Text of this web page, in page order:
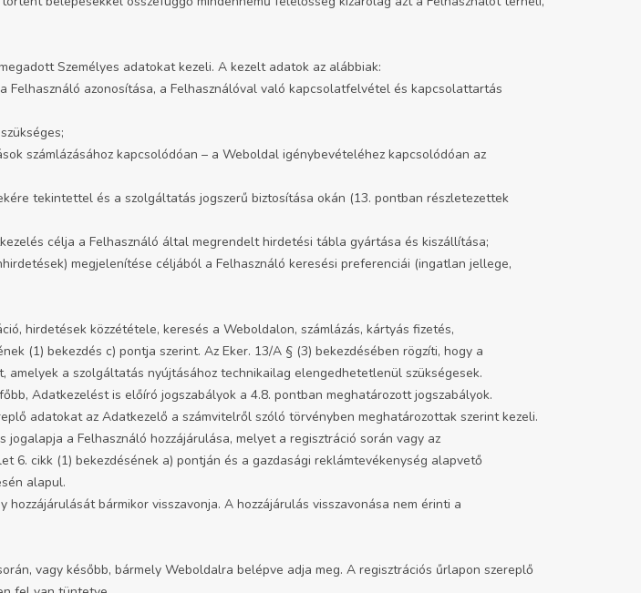
Személyes adatokat kezeli. A kezelt adatok az alábbiak:
Felhasználó azonosítása, a Felhasználóval való kapcsolatfelvétel és kapcsolattartás
számlázásához kapcsolódóan – a Weboldal igénybevételéhez kapcsolódóan az
tekintettel és a szolgáltatás jogszerű biztosítása okán (13. pontban részletezettek
célja a Felhasználó által megrendelt hirdetési tábla gyártása és kiszállítása;
megjelenítése céljából a Felhasználó keresési preferenciái (ingatlan jellege,
hirdetések közzététele, keresés a Weboldalon, számlázás, kártyás fizetés,
(1) bekezdés c) pontja szerint. Az Eker. 13/A § (3) bekezdésében rögzíti, hogy a
a szolgáltatás nyújtásához technikailag elengedhetetlenül szükségesek.
Adatkezelést is előíró jogszabályok a 4.8. pontban meghatározott jogszabályok.
adatokat az Adatkezelő a számvitelről szóló törvényben meghatározottak szerint kezeli.
a Felhasználó hozzájárulása, melyet a regisztráció során vagy az
6. cikk (1) bekezdésének a) pontján és a gazdasági reklámtevékenység alapvető
alapul.
bármikor visszavonja. A hozzájárulás visszavonása nem érinti a
vagy később, bármely Weboldalra belépve adja meg. A regisztrációs űrlapon szereplő